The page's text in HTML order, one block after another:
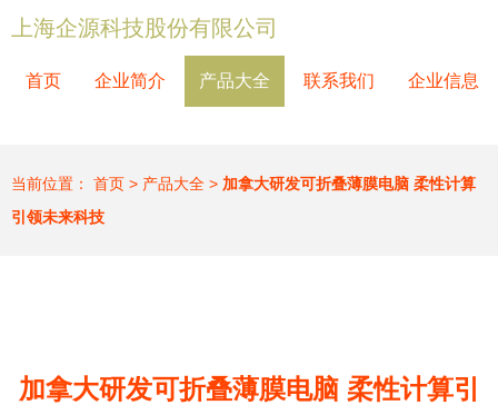
上海企源科技股份有限公司
首页 企业简介 产品大全 联系我们 企业信息
当前位置： 首页 > 产品大全 > 加拿大研发可折叠薄膜电脑 柔性计算
引领未来科技
加拿大研发可折叠薄膜电脑 柔性计算引